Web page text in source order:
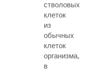
стволовых
клеток
из
обычных
клеток
организма,
в